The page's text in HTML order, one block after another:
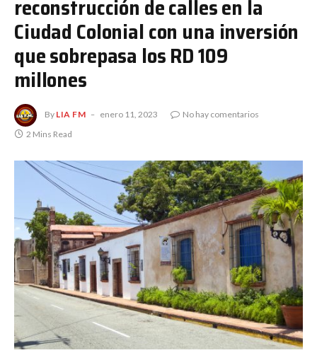
reconstrucción de calles en la
Ciudad Colonial con una inversión
que sobrepasa los RD 109
millones
By LIA FM enero 11, 2023
No hay comentarios
2 Mins Read